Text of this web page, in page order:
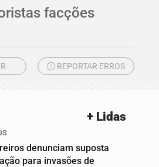
facções
REPORTAR ERROS
+ Lidas
denunciam suposta
para invasões de